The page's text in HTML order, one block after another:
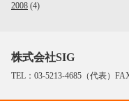
2008 (4)
株式会社SIG
TEL：03-5213-4685（代表）